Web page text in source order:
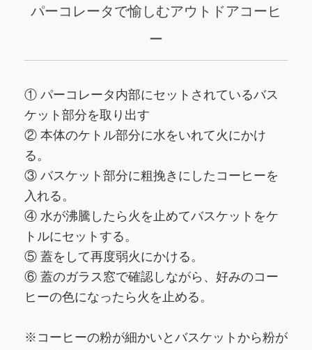
パーコレータで愉しむアウトドアコーヒ
ー
① パーコレータ内部にセットされているバス
ケット部分を取り出す
② 本体のケトル部分に水をいれて火にかけ
る。
③ バスケット部分に粗挽きにしたコーヒーを
入れる。
④ 水が沸騰したら火を止めてバスケットをケ
トルにセットする。
⑤ 蓋をして再度弱火にかける。
⑥ 蓋のガラス窓で確認しながら、好みのコー
ヒーの色になったら火を止める。
※コーヒーの粉が細かいとバスケットから粉が